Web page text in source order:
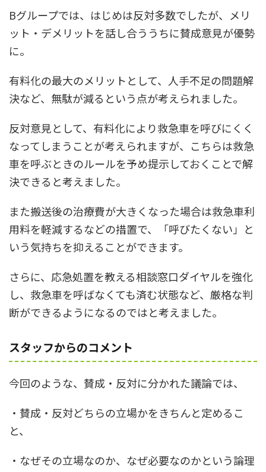
Bグループでは、はじめは反対多数でしたが、メリ
ット・デメリットを話し合ううちに賛成意見が優勢
に。
有料化の最大のメリットとして、人手不足の問題解
決など、無駄が減るという点が考えられました。
反対意見として、有料化により救急車を呼びにくく
なってしまうことが考えられますが、こちらは救急
車を呼ぶときのルールを予め提示しておくことで解
決できると考えました。
また搬送後の治療費が大きくなった場合は救急車利
用料を軽減するなどの措置で、「呼びたくない」と
いう気持ちを抑えることができます。
さらに、応急処置を教える相談窓口ダイヤルを強化
し、救急車を呼ばなくても済む状態など、厳格な判
断ができるようになるのではと考えました。
スタッフからのコメント
今回のような、賛成・反対に分かれた議論では、
・賛成・反対どちらの立場かをきちんと定めるこ
と、
・なぜその立場なのか、なぜ必要なのかという論理